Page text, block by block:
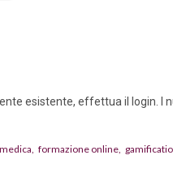
esistente, effettua il login. I
formazione online